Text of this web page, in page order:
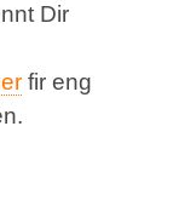
Dir
fir eng